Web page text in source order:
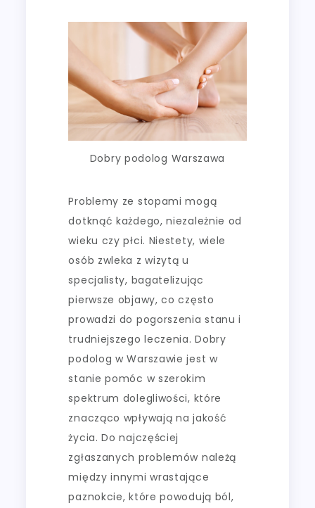
Dobry podolog Warszawa
Problemy ze stopami mogą
dotknąć każdego, niezależnie od
wieku czy płci. Niestety, wiele
osób zwleka z wizytą u
specjalisty, bagatelizując
pierwsze objawy, co często
prowadzi do pogorszenia stanu i
trudniejszego leczenia. Dobry
podolog w Warszawie jest w
stanie pomóc w szerokim
spektrum dolegliwości, które
znacząco wpływają na jakość
życia. Do najczęściej
zgłaszanych problemów należą
między innymi wrastające
paznokcie, które powodują ból,